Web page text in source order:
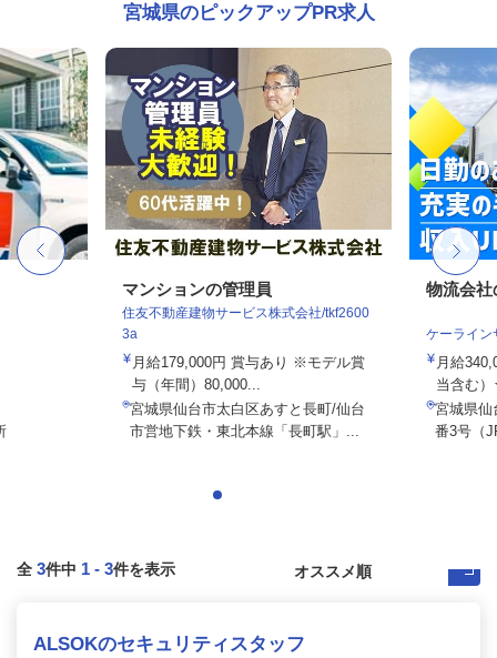
宮城県のピックアップPR求人
マンションの管理員
住友不動産建物サービス株式会社/tkf2600
3a
月給179,000円 賞与あり ※モデル賞
与（年間）80,000...
宮城県仙台市太白区あすと長町/仙台
市営地下鉄・東北本線「長町駅」...
物流会社
ケーライ
月給
当含む
宮城県仙
番3号（
全 3件中 1 - 3件を表示
ALSOKのセキュリティスタッフ